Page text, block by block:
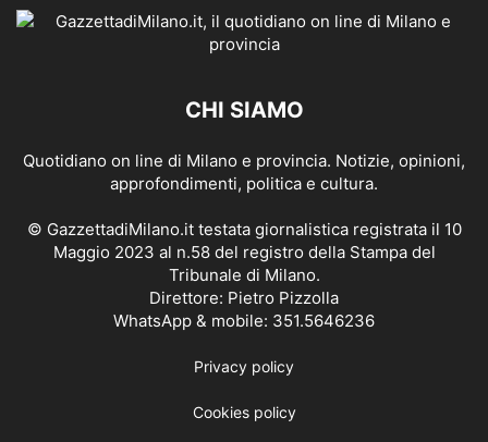
CHI SIAMO
Quotidiano on line di Milano e provincia. Notizie, opinioni,
approfondimenti, politica e cultura.
© GazzettadiMilano.it testata giornalistica registrata il 10
Maggio 2023 al n.58 del registro della Stampa del
Tribunale di Milano.
Direttore: Pietro Pizzolla
WhatsApp & mobile: 351.5646236
Privacy policy
Cookies policy